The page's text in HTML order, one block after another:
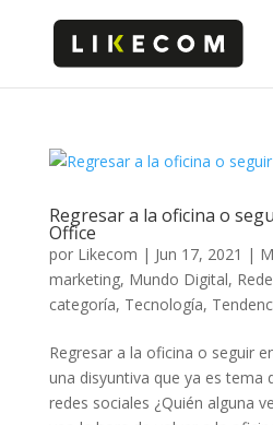
Regresar a la oficina o
Office
por Likecom | Jun 17, 2021 |
marketing, Mundo Digital,
categoría, Tecnología,
Regresar a la oficina o seguir
una disyuntiva que ya es tema
redes sociales ¿Quién alguna